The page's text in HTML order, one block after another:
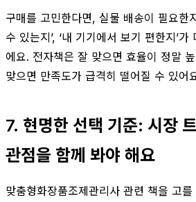
구매를 고민한다면, 실물 배송이 필요한
수 있는지’, ‘내 기기에서 보기 편한지’
에요. 전자책은 잘 맞으면 효율이 정말
맞으면 만족도가 급격히 떨어질 수 있어
7. 현명한 선택 기준: 시장
관점을 함께 봐야 해요
맞춤형화장품조제관리사 관련 책을 고